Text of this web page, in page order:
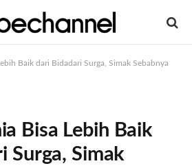
Baik dari Bidadari Surga, Simak Sebabnya
Bisa Lebih Baik
Surga, Simak